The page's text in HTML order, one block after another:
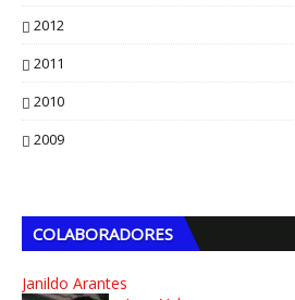
2012
2011
2010
2009
COLABORADORES
Janildo Arantes